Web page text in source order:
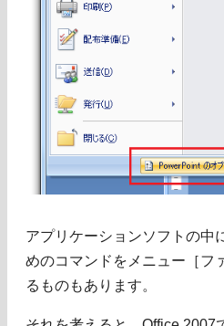
アプリケーションソフトの中
めのコマンドをメニュー［フ
るものもあります。